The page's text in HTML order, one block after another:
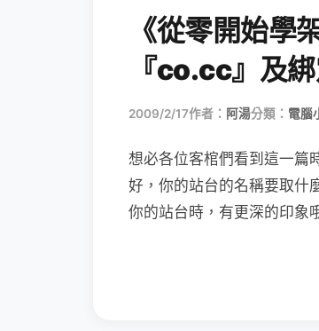
《從零開始學
『co.cc』及
2009/2/17作者： 阿湯分類： 電腦
想必各位客棺們看到這一篇
好，你的站台的名稱要取什
你的站台時，有更深的印象